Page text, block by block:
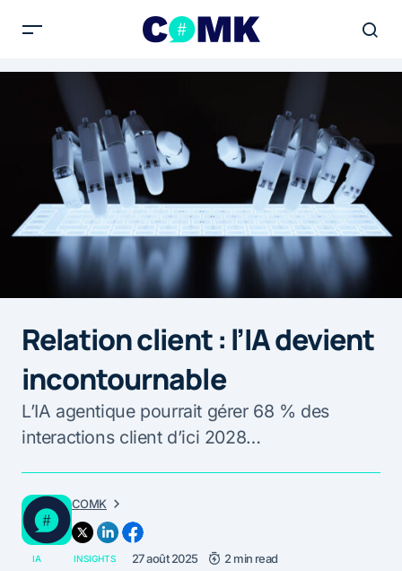
Relation client : l’IA devient
incontournable
L’IA agentique pourrait gérer 68 % des
interactions client d’ici 2028…
COMK
IA INSIGHTS 27 août 2025 2 min read